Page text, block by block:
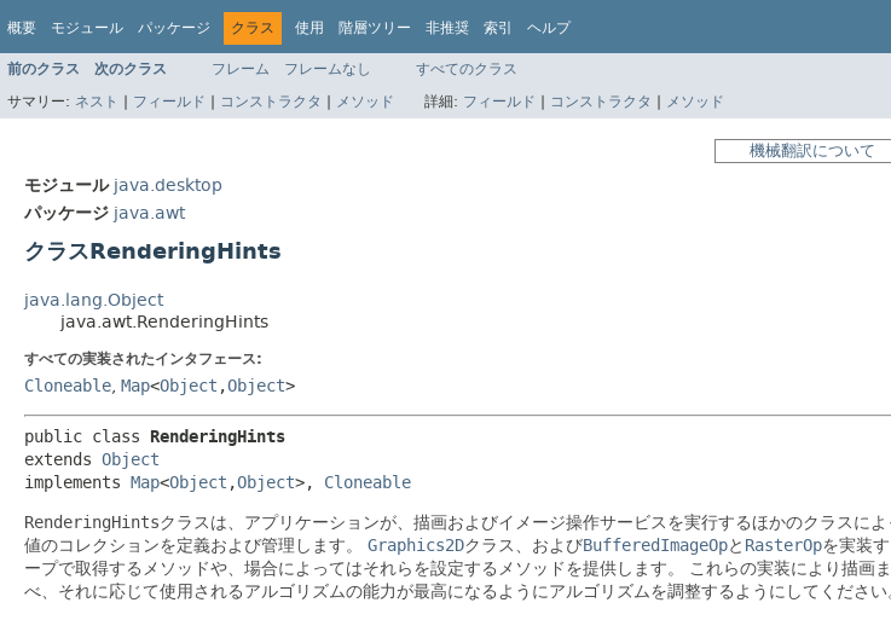
概要 モジュール パッケージ クラス 使用 階層ツリー 非推奨 索引 ヘルプ
前のクラス 次のクラス フレーム フレームなし すべてのクラス
サマリー: ネスト | フィールド | コンストラクタ | メソッド 詳細: フィールド | コンストラクタ | メソッド
機械翻訳について
モジュール java.desktop
パッケージ java.awt
クラスRenderingHints
java.lang.Object
java.awt.RenderingHints
すべての実装されたインタフェース:
Cloneable Map<Object ,Object>
public class RenderingHints
extends Object
implements Map<Object ,Object>, Cloneable
RenderingHintsクラスは、アプリケーションが、描画およびイメージ操作サービスを実行するほかのクラスに
値のコレクションを定義および管理します。
Graphics2Dクラス、およびBufferedImageOpと RasterOpを実装
ープで取得するメソッドや、場合によってはそれらを設定するメソッドを提供します。
これらの実装により描画
べ、それに応じて使用されるアルゴリズムの能力が最高になるようにアルゴリズムを調整するようにしてください